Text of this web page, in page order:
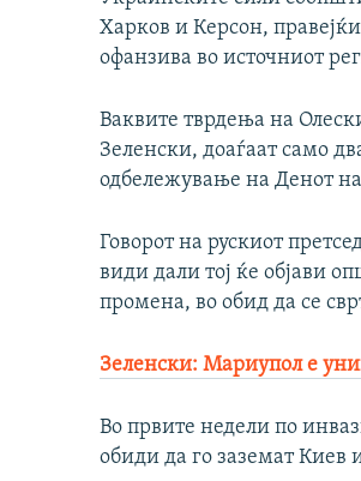
Харков и Керсон,
офанзива во источниот
Ваквите тврдења на
Зеленски, доаѓаат само
одбележување на Денот
Говорот на рускиот
види дали тој ќе објави
промена, во обид да се
Зеленски: Мариупол е
Во првите недели по
обиди да го заземат Киев